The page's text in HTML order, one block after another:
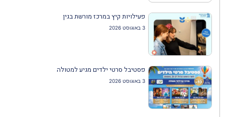
פעילויות קיץ במרכז מורשת בגין
3 באוגוסט 2026
פסטיבל סרטי ילדים מגיע למטולה
3 באוגוסט 2026